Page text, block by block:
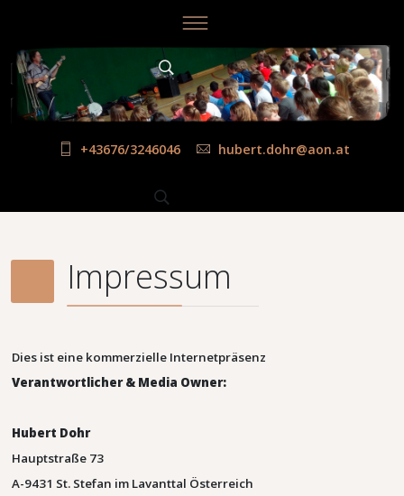
+43676/3246046 hubert.dohr@aon.at
Impressum
Dies ist eine kommerzielle Internetpräsenz
Verantwortlicher & Media Owner:
Hubert Dohr
Hauptstraße 73
A-9431 St. Stefan im Lavanttal Österreich